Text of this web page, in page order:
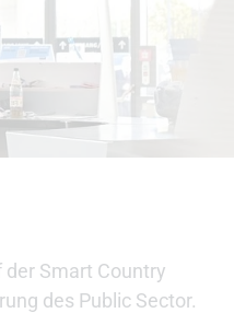
Smart Country
des Public Sector.